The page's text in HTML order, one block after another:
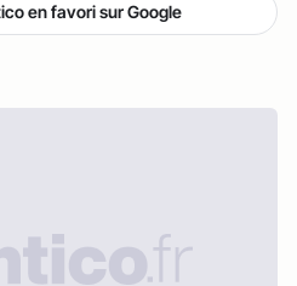
en favori sur Google